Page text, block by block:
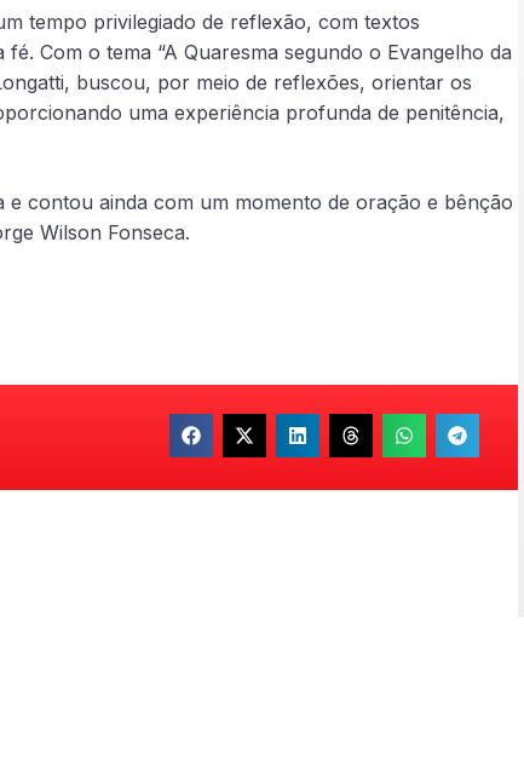
tempo privilegiado de reflexão, com textos
Com o tema “A Quaresma segundo o Evangelho da
buscou, por meio de reflexões, orientar os
uma experiência profunda de penitência,
contou ainda com um momento de oração e bênção
Wilson Fonseca.